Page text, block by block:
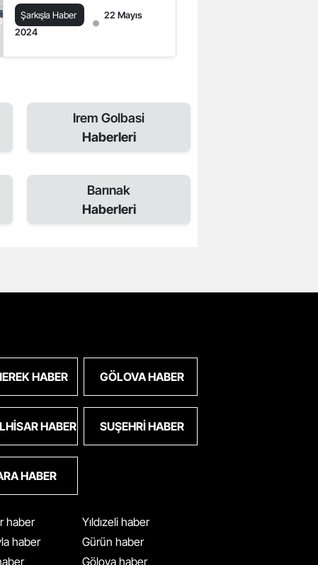
Şarkışla Haber
22 Mayıs
2024
Irem Golbasi
Haberleri
Barınak
Haberleri
HABER GÖLOVA HABER
HABER SUŞEHRI HABER
HABER
haber
haber
Yıldızeli haber
Gürün haber
Gölova haber